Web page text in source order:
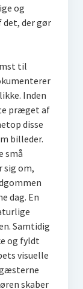
og
det, der gør
til
Inden
præget af
disse
billeder.
små
sig om,
dag. En
Samtidig
og fyldt
visuelle
skaber